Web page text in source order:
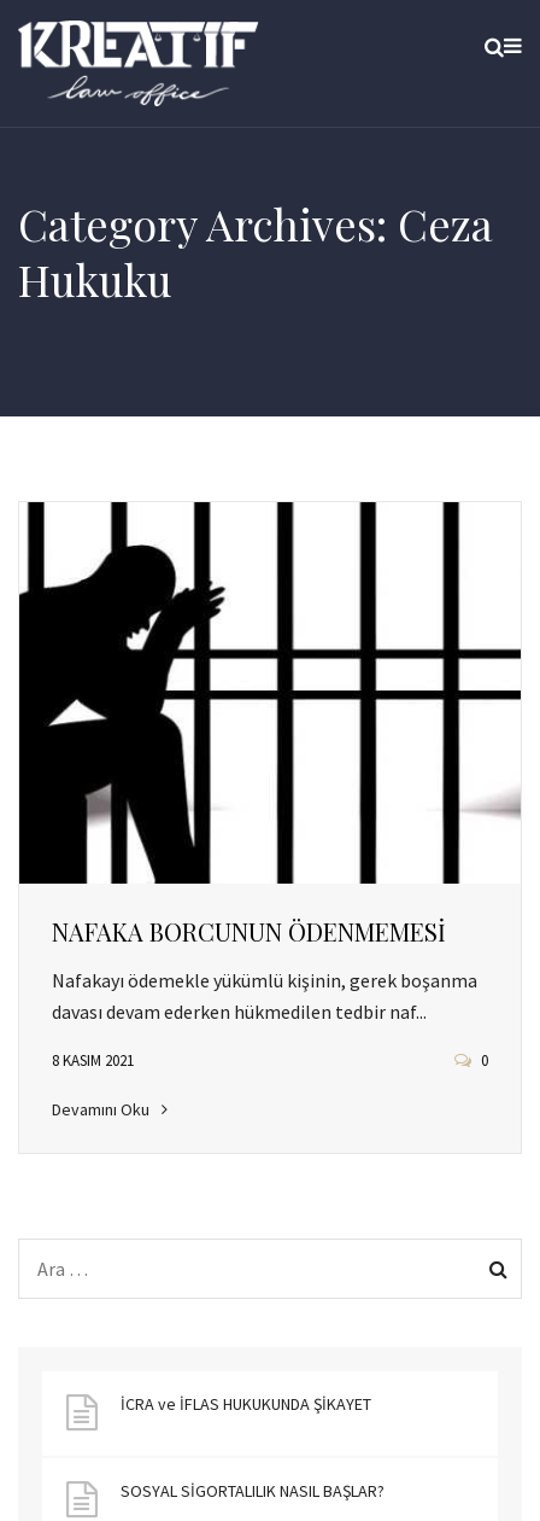
Category Archives: Ceza
Hukuku
NAFAKA BORCUNUN ÖDENMEMESİ
Nafakayı ödemekle yükümlü kişinin, gerek boşanma
davası devam ederken hükmedilen tedbir naf...
8 KASIM 2021 0
Devamını Oku
İCRA ve İFLAS HUKUKUNDA ŞİKAYET
SOSYAL SİGORTALILIK NASIL BAŞLAR?